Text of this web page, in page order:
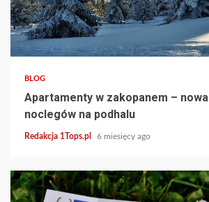
3 min read
BLOG
Apartamenty w zakopanem –
noclegów na podhalu
Redakcja 1Tops.pl 6 miesięcy ago